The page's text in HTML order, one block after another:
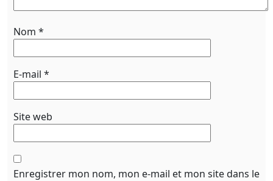
Nom *
E-mail *
Site web
Enregistrer mon nom, mon e-mail et mon site dans le